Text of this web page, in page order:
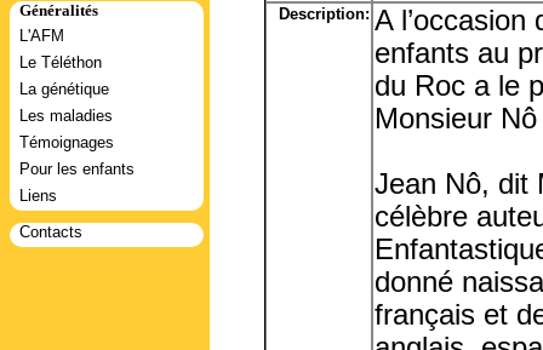
Généralités
L'AFM
Le Téléthon
La génétique
Les maladies
Témoignages
Pour les enfants
Liens
Contacts
Description: A l’occasion
enfants au
du Roc a le
Monsieur
Jean Nô, dit
célèbre
donné
français et